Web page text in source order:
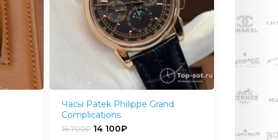
Часы Patek Philippe Grand
Complications
16 700₽ 14 100₽